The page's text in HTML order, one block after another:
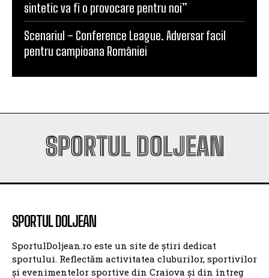
SCM Universitatea Craiova participă la Memorialul
„Mircea Pașek” de la Târgu Jiu
Filipe Coelho, despre duelul cu KuPS: „Terenul
sintetic va fi o provocare pentru noi”
SPORTUL DOLJEAN